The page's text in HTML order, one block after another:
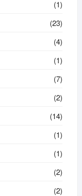
(1)
(23)
(4)
(1)
(7)
(2)
(14)
(1)
(1)
(2)
(2)